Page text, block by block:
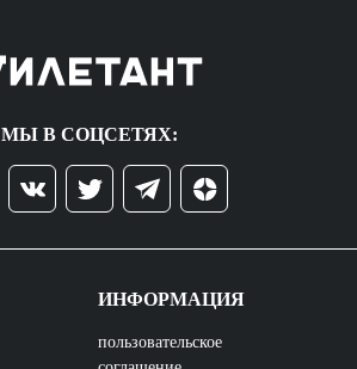
МЫ В СОЦСЕТЯХ:
ИНФОРМАЦИЯ
пользовательское